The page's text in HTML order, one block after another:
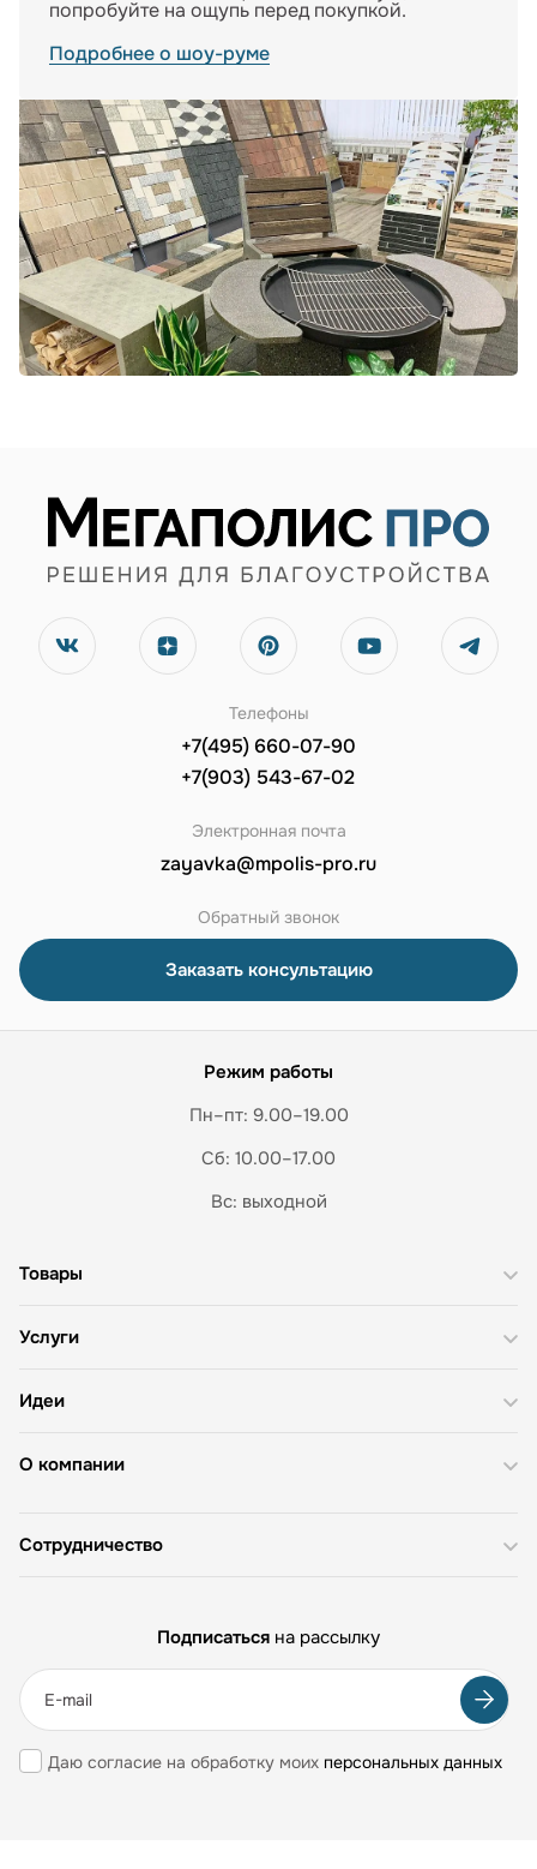
попробуйте на ощупь перед покупкой.
Подробнее о шоу-руме
Телефоны
+7(495) 660-07-90
+7(903) 543-67-02
Электронная почта
zayavka@mpolis-pro.ru
Обратный звонок
Заказать консультацию
Режим работы
Пн–пт: 9.00–19.00
Сб: 10.00–17.00
Вс: выходной
О компании
Товары
Услуги
Идеи
Сотрудничество
Подписаться на рассылку
Даю согласие на обработку моих персональных данных